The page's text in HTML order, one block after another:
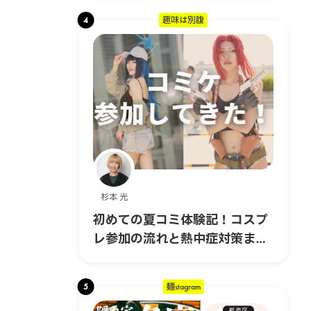
4
杉本 光
趣味は別腹
初めての夏コミ体験記！コスプ
レ参加の流れと熱中症対策まと
5 麺stagram